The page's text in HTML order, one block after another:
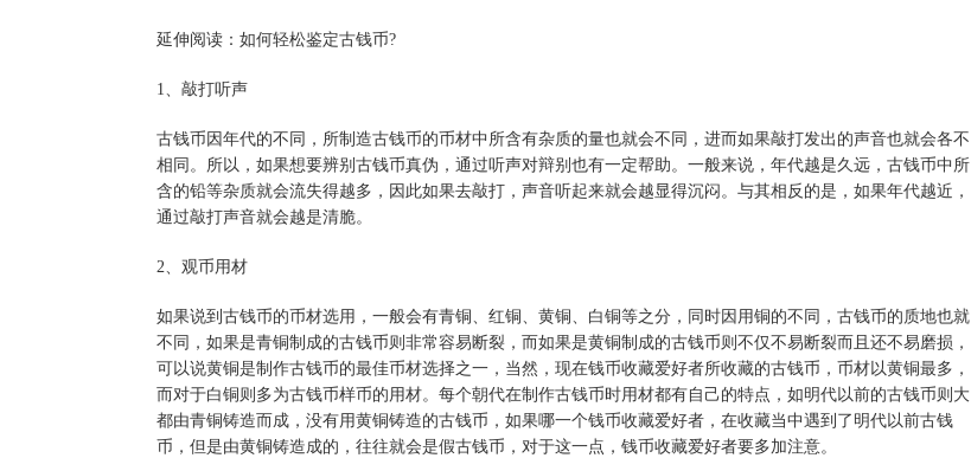
延伸阅读：如何轻松鉴定古钱币?
1、敲打听声
古钱币因年代的不同，所制造古钱币的币材中所含有杂质的量也就会不同，进而如果敲打发出的声音也就会各不
相同。所以，如果想要辨别古钱币真伪，通过听声对辩别也有一定帮助。一般来说，年代越是久远，古钱币中所
含的铅等杂质就会流失得越多，因此如果去敲打，声音听起来就会越显得沉闷。与其相反的是，如果年代越近，
通过敲打声音就会越是清脆。
2、观币用材
如果说到古钱币的币材选用，一般会有青铜、红铜、黄铜、白铜等之分，同时因用铜的不同，古钱币的质地也就
不同，如果是青铜制成的古钱币则非常容易断裂，而如果是黄铜制成的古钱币则不仅不易断裂而且还不易磨损，
可以说黄铜是制作古钱币的最佳币材选择之一，当然，现在钱币收藏爱好者所收藏的古钱币，币材以黄铜最多，
而对于白铜则多为古钱币样币的用材。每个朝代在制作古钱币时用材都有自己的特点，如明代以前的古钱币则大
都由青铜铸造而成，没有用黄铜铸造的古钱币，如果哪一个钱币收藏爱好者，在收藏当中遇到了明代以前古钱
币，但是由黄铜铸造成的，往往就会是假古钱币，对于这一点，钱币收藏爱好者要多加注意。